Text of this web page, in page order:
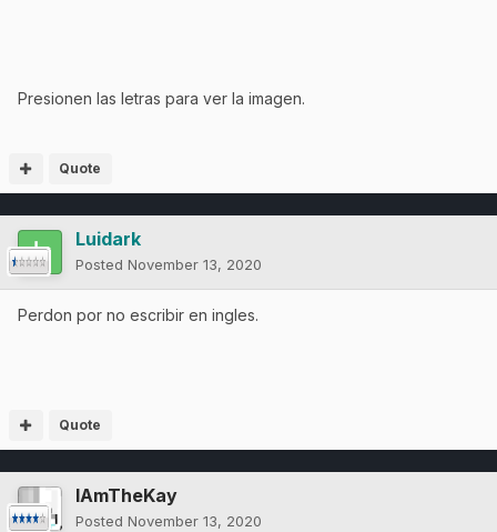
Presionen las letras para ver la imagen.
Quote
Luidark
Posted November 13, 2020
Perdon por no escribir en ingles.
Quote
IAmTheKay
Posted November 13, 2020